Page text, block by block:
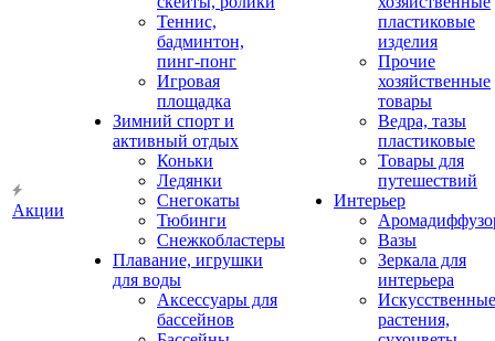
Акции
Теннис,
бадминтон,
пинг-понг
Игровая
площадка
Зимний спорт и
активный отдых
Коньки
Ледянки
Снегокаты
Тюбинги
Снежкобластеры
Плавание, игрушки
для воды
Аксессуары для
бассейнов
пластиковые
изделия
Прочие
хозяйственные
товары
Ведра, тазы
пластиковые
Товары для
путешествий
Интерьер
Вазы
Зеркала для
интерьера
Искусственные
растения,